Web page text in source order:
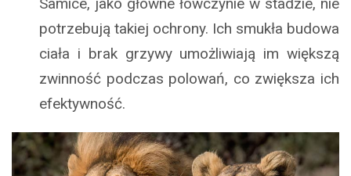
Samice, jako główne łowczynie w stadzie, nie
potrzebują takiej ochrony. Ich smukła budowa
ciała i brak grzywy umożliwiają im większą
zwinność podczas polowań, co zwiększa ich
efektywność.